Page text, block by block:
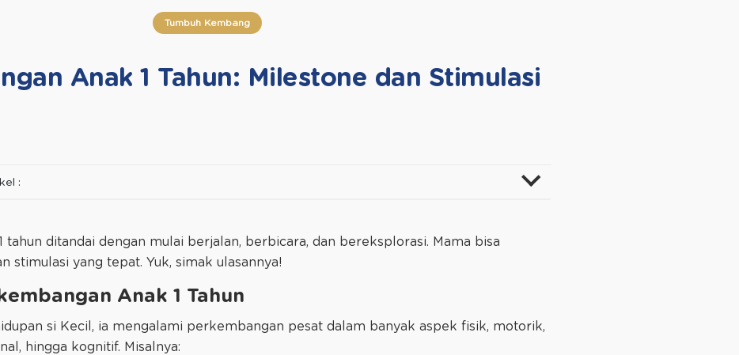
Tumbuh Kembang
Anak 1 Tahun: Milestone dan Stimulasi
:
tahun ditandai dengan mulai berjalan, berbicara, dan bereksplorasi. Mama bisa
stimulasi yang tepat. Yuk, simak ulasannya!
Anak 1 Tahun
si Kecil, ia mengalami perkembangan pesat dalam banyak aspek fisik, motorik,
hingga kognitif. Misalnya: